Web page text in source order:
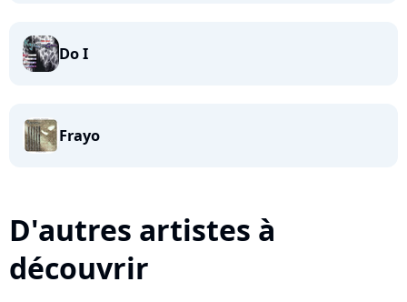
Do I
Frayo
D'autres artistes à
découvrir